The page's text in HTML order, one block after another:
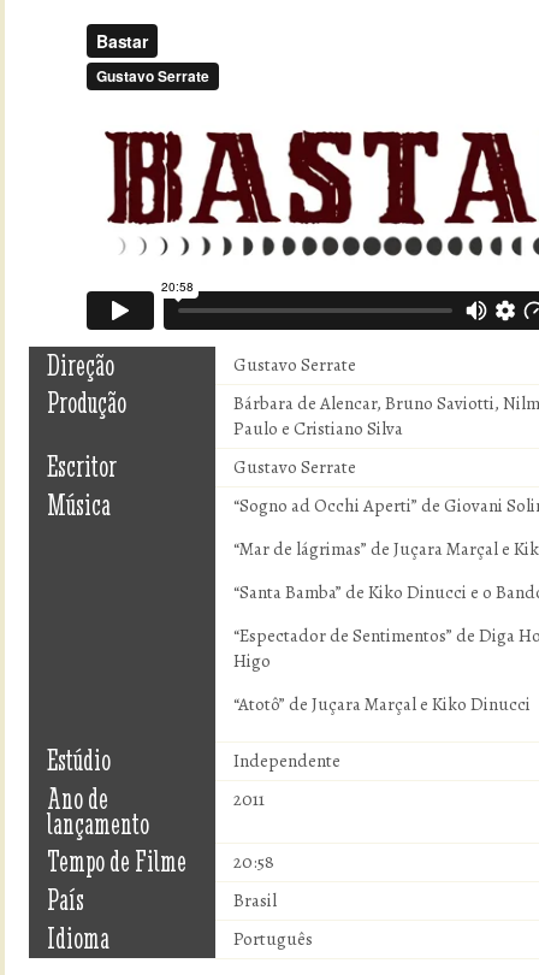
Direção Gustavo Serrate
Produção
Bárbara de Alencar, Bruno Saviotti,
Paulo e Cristiano Silva
Escritor Gustavo Serrate
Música
“Sogno ad Occhi Aperti” de Giovani
“Mar de lágrimas” de Juçara Marçal e
“Santa Bamba” de Kiko Dinucci e o
“Espectador de Sentimentos” de Diga
Higo
“Atotô” de Juçara Marçal e Kiko Dinucci
Estúdio Independente
Ano de
lançamento
2011
Tempo de Filme 20:58
País Brasil
Idioma Português